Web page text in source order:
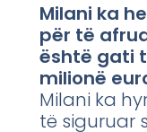
Milani ka
për të
është gati
milionë
Milani ka
të siguruar